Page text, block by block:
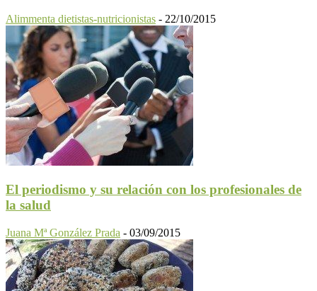
Alimmenta dietistas-nutricionistas - 22/10/2015
El periodismo y su relación con los profesionales de
la salud
Juana Mª González Prada - 03/09/2015